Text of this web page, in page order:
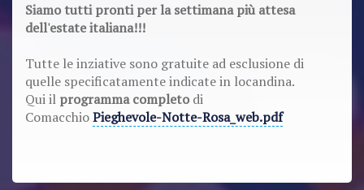
Siamo tutti pronti per la settimana più attesa
dell'estate italiana!!!
Tutte le inziative sono gratuite ad esclusione di
quelle specificatamente indicate in locandina.
Qui il programma completo di
ComacchioPieghevole-Notte-Rosa_web.pdf